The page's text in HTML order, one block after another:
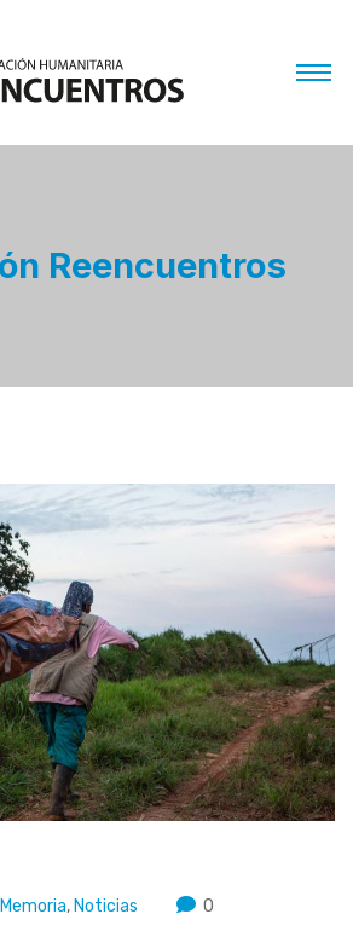
Reencuentros
Memoria, Noticias 0